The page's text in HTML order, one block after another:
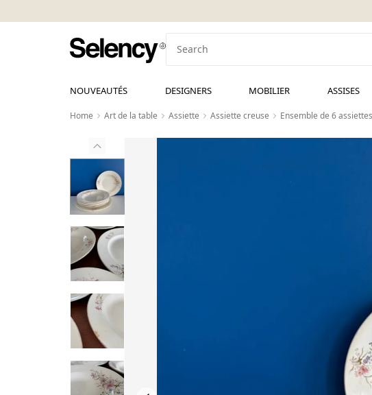
NOUVEAUTÉS DESIGNERS MOBILIER ASSISES
Home Art de la table Assiette Assiette creuse Ensemble de 6